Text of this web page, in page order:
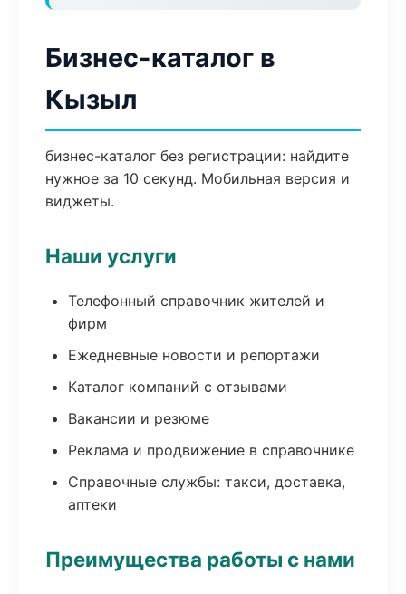
Бизнес-каталог в
Кызыл
бизнес-каталог без регистрации: найдите
нужное за 10 секунд. Мобильная версия и
виджеты.
Наши услуги
Телефонный справочник жителей и
фирм
Ежедневные новости и репортажи
Каталог компаний с отзывами
Вакансии и резюме
Реклама и продвижение в справочнике
Справочные службы: такси, доставка,
аптеки
Преимущества работы с нами